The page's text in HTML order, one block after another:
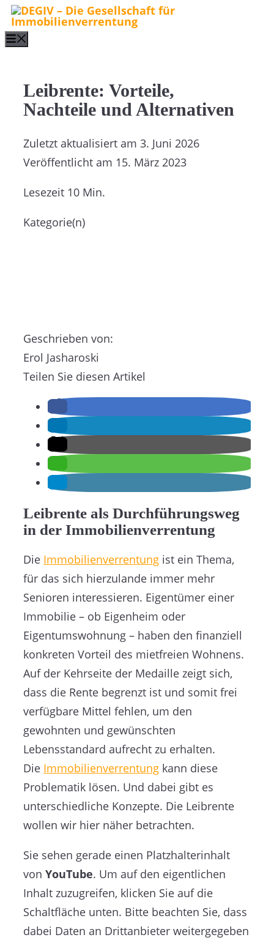
Zum
Inhalt
springen
Leibrente: Vorteile,
Nachteile und Alternativen
Zuletzt aktualisiert am 3. Juni 2026
Veröffentlicht am 15. März 2023
Lesezeit 10 Min.
Kategorie(n)
Geschrieben von:
Erol Jasharoski
Teilen Sie diesen Artikel
Leibrente als Durchführungsweg
in der Immobilienverrentung
Die Immobilienverrentung ist ein Thema,
für das sich hierzulande immer mehr
Senioren interessieren. Eigentümer einer
Immobilie – ob Eigenheim oder
Eigentumswohnung – haben den finanziell
konkreten Vorteil des mietfreien Wohnens.
Auf der Kehrseite der Medaille zeigt sich,
dass die Rente begrenzt ist und somit frei
verfügbare Mittel fehlen, um den
gewohnten und gewünschten
Lebensstandard aufrecht zu erhalten.
Die Immobilienverrentung kann diese
Problematik lösen. Und dabei gibt es
unterschiedliche Konzepte. Die Leibrente
wollen wir hier näher betrachten.
Sie sehen gerade einen Platzhalterinhalt
von YouTube. Um auf den eigentlichen
Inhalt zuzugreifen, klicken Sie auf die
Schaltfläche unten. Bitte beachten Sie, dass
dabei Daten an Drittanbieter weitergegeben